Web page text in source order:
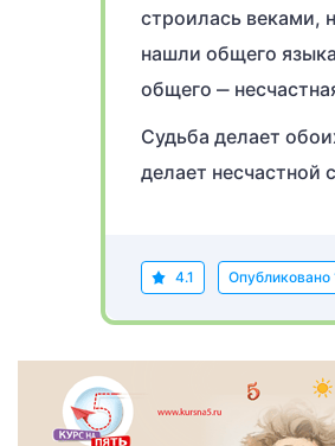
строилась веками,
нашли общего
общего ‒
Судьба делает
делает несчастной
4.1 Опубликовано